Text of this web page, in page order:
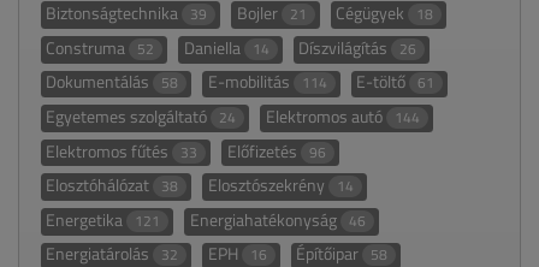
Biztonságtechnika 39 Bojler 21 Cégügyek 18
Construma 52 Daniella 14 Díszvilágítás 26
Dokumentálás 58 E-mobilitás 114 E-töltő 61
Egyetemes szolgáltató 24 Elektromos autó 144
Elektromos fűtés 33 Előfizetés 96
Elosztóhálózat 38 Elosztószekrény 14
Energetika 121 Energiahatékonyság 46
Energiatárolás 32 EPH 16 Építőipar 58